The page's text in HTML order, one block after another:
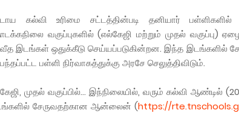
கல்வி உரிமை சட்டத்தின்படி தனியார்
வகுப்புகளில் (எல்கேஜி மற்றும் முதல் வகுப்பு)
இடங்கள் ஒதுக்கீடு செய்யப்படுகின்றன. இந்த இடங்களில்
பள்ளி நிர்வாகத்துக்கு அரசே செலுத்திவிடும்.
முதல் வகுப்பில்... இந்நிலையில், வரும் கல்வி ஆண்டில்
சேருவதற்கான ஆன்லைன் (https://